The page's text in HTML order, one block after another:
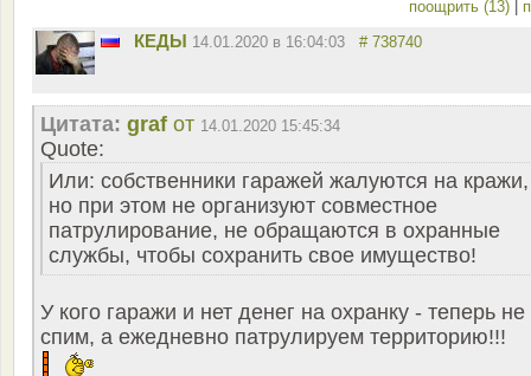
поощрить (13)
КЕДЫ 14.01.2020 в 16:04:03 # 738740
Цитата: graf от 14.01.2020 15:45:34
Quote:
Или: собственники гаражей жалуются на кражи,
но при этом не организуют совместное
патрулирование, не обращаются в охранные
службы, чтобы сохранить свое имущество!
У кого гаражи и нет денег на охранку - теперь не
спим, а ежедневно патрулируем территорию!!!